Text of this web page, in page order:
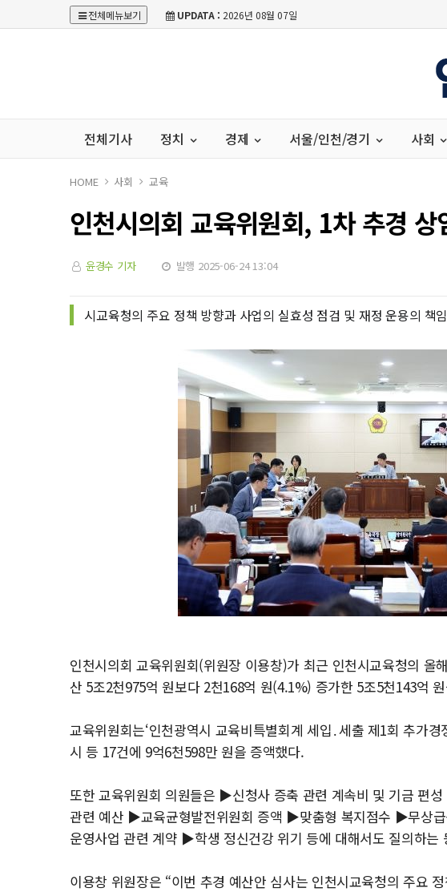
전체메뉴보기 UPDATA : 2026년 08월 07일
전체기사 정치 경제 서울/인천/경기 사회
HOME 사회 교육
인천시의회 교육위원회, 1차 추경 상
윤경수 기자 발행 2025-06-24 13:04
시교육청의 주요 정책 방향과 사업의 실효성 점검 및 재정 운용의 책
인천시의회 교육위원회(위원장 이용창)가 최근 인천시교육청의 올
산 5조2천975억 원보다 2천168억 원(4.1%) 증가한 5조5천143억
교육위원회는‘인천광역시 교육비특별회계 세입․세출 제1회 추가경
시 등 17건에 9억6천598만 원을 증액했다.
또한 교육위원회 의원들은 ▶신청사 증축 관련 계속비 및 기금 편
관련 예산 ▶교육균형발전위원회 증액 ▶맞춤형 복지점수 ▶무상
운영사업 관련 계약 ▶학생 정신건강 위기 등에 대해서도 질의하는
이용창 위원장은 “이번 추경 예산안 심사는 인천시교육청의 주요